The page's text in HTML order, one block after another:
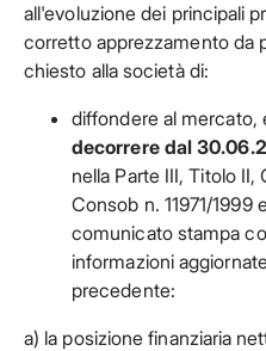
all'evoluzione dei principali
corretto apprezzamento da
chiesto alla società di:
diffondere al mercato,
decorrere dal
nella Parte III, Titolo
Consob n. 11971/
comunicato stampa
informazioni
precedente:
a) la posizione finanziaria